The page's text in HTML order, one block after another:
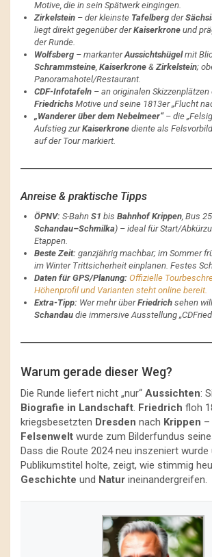
Motive, die in sein Spätwerk eingingen.
Zirkelstein – der kleinste Tafelberg der
liegt direkt gegenüber derKaiserkrone und
der Runde.
Wolfsberg – markanterAussichtshügelmit
Schrammsteine, Kaiserkrone & Zirkelstein;
Panoramahotel/Restaurant.
CDF-Infotafeln – an originalen
Friedrichs Motive und seine 1813er „Flucht
„Wanderer über dem Nebelmeer“– die
Aufstieg zurKaiserkrone diente als
auf der Tour markiert.
Anreise & praktische Tipps
ÖPNV: S-Bahn S1 bis Bahnhof Krippen, Bus
Schandau–Schmilka) – ideal für Start/
Etappen.
Beste Zeit: ganzjährig machbar; im Sommer
im Winter Trittsicherheit einplanen. Festes
Daten für GPS/Planung: Offizielle
Höhenprofil und Varianten steht online bereit.
Extra-Tipp: Wer mehr überFriedrich sehen
Schandau die immersive Ausstellung
Warum gerade dieser Weg?
Die Runde liefert nicht „nur“ Aussichten:
Biografie in Landschaft. Friedrich floh
kriegsbesetzten Dresden nach Krippen –
Felsenwelt wurde zum Bilderfundus
Dass die Route 2024 neu inszeniert wurde
Publikumstitel holte, zeigt, wie stimmig
Geschichte und Natur ineinandergreifen.